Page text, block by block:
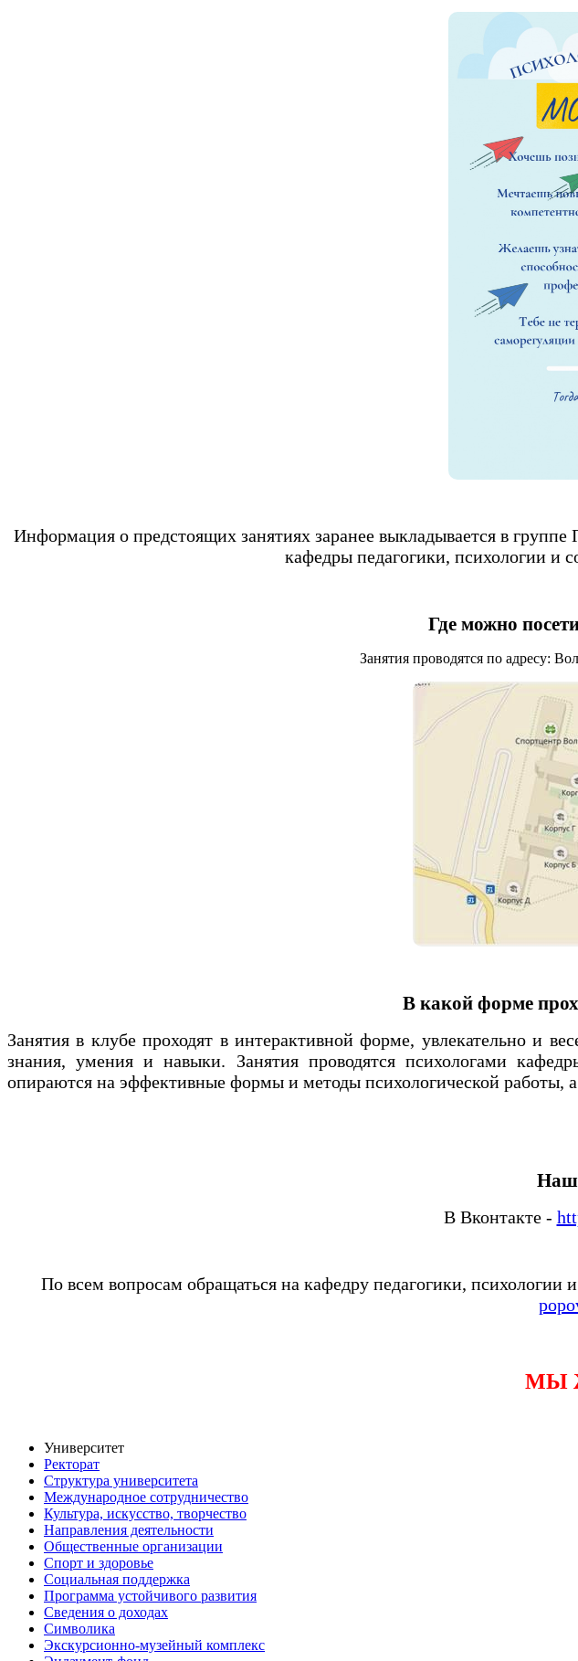
Информация о предстоящих занятиях заранее выкладывается в группе
кафедры педагогики, психологии и
Где можно
Занятия проводятся по адресу:
В какой форме
Занятия в клубе проходят в интерактивной форме, увлекательно и
знания, умения и навыки. Занятия проводятся психологами
опираются на эффективные формы и методы психологической работы,
В Вконтакте -
По всем вопросам обращаться на кафедру педагогики,
МЫ
Университет
Ректорат
Структура университета
Международное сотрудничество
Культура, искусство, творчество
Направления деятельности
Общественные организации
Спорт и здоровье
Социальная поддержка
Программа устойчивого развития
Сведения о доходах
Символика
Экскурсионно-музейный комплекс